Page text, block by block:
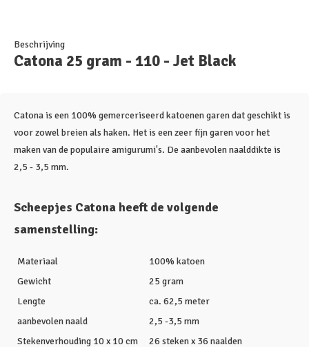
Beschrijving
Catona 25 gram - 110 - Jet Black
Catona is een 100% gemerceriseerd katoenen garen dat geschikt is
voor zowel breien als haken. Het is een zeer fijn garen voor het
maken van de populaire amigurumi's. De aanbevolen naalddikte is
2,5 - 3,5 mm.
Scheepjes Catona heeft de volgende
samenstelling:
Materiaal
100% katoen
Gewicht
25 gram
Lengte
ca. 62,5 meter
aanbevolen naald
2,5 -3,5 mm
Stekenverhouding 10 x 10 cm
26 steken x 36 naalden